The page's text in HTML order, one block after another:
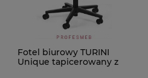
Fotel biurowy TURINI
Unique tapicerowany z